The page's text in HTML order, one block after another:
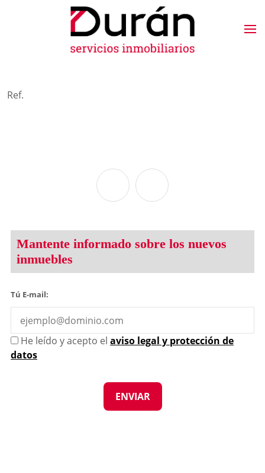
Ref.
Mantente informado sobre los nuevos
inmuebles
Tú E-mail:
He leído y acepto el aviso legal y protección de
datos